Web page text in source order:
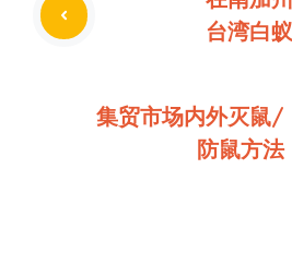
台湾白蚁
集贸市场内外灭鼠/
防鼠方法